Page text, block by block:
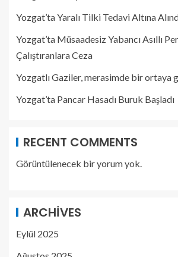
Yozgat’ta Yaralı Tilki Tedavi Altına
Yozgat’ta Müsaadesiz Yabancı Asıllı
Çalıştıranlara Ceza
Yozgatlı Gaziler, merasimde bir ortaya
Yozgat’ta Pancar Hasadı Buruk Başladı
RECENT COMMENTS
Görüntülenecek bir yorum yok.
ARCHIVES
Eylül 2025